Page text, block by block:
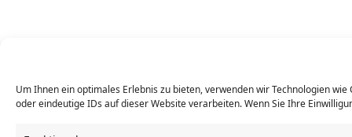
Um Ihnen ein optimales Erlebnis zu bieten, verwenden wir Technologien
oder eindeutige IDs auf dieser Website verarbeiten. Wenn Sie Ihre